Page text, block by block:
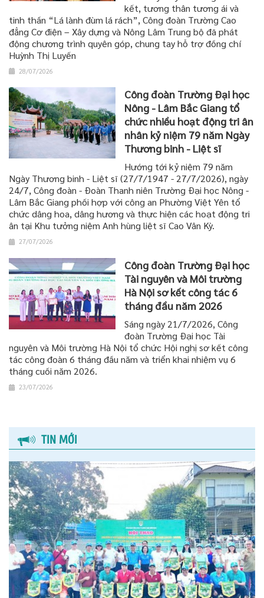
kết, tương thân tương ái và
tinh thần “Lá lành đùm lá rách”, Công đoàn Trường Cao
đẳng Cơ điện – Xây dựng và Nông Lâm Trung bộ đã phát
động chương trình quyên góp, chung tay hỗ trợ đồng chí
Huỳnh Thị Luyến
28/07/2026
Công đoàn Trường Đại học
Nông - Lâm Bắc Giang tổ
chức nhiều hoạt động tri ân
nhân kỷ niệm 79 năm Ngày
Thương binh - Liệt sĩ
Hướng tới kỷ niệm 79 năm
Ngày Thương binh - Liệt sĩ (27/7/1947 - 27/7/2026), ngày
24/7, Công đoàn - Đoàn Thanh niên Trường Đại học Nông -
Lâm Bắc Giang phối hợp với công an Phường Việt Yên tổ
chức dâng hoa, dâng hương và thực hiện các hoạt động tri
ân tại Khu tưởng niệm Anh hùng liệt sĩ Cao Vân Kỳ.
27/07/2026
Công đoàn Trường Đại học
Tài nguyên và Môi trường
Hà Nội sơ kết công tác 6
tháng đầu năm 2026
Sáng ngày 21/7/2026, Công
đoàn Trường Đại học Tài
nguyên và Môi trường Hà Nội tổ chức Hội nghị sơ kết công
tác công đoàn 6 tháng đầu năm và triển khai nhiệm vụ 6
tháng cuối năm 2026.
23/07/2026
TIN MỚI